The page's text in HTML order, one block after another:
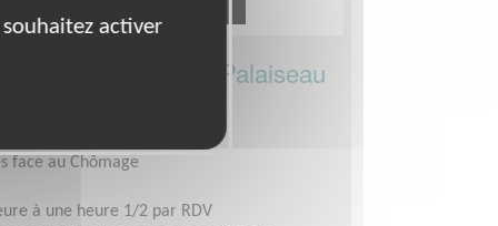
d'emploi - Palaiseau
face au Chômage
à une heure 1/2 par RDV
activer